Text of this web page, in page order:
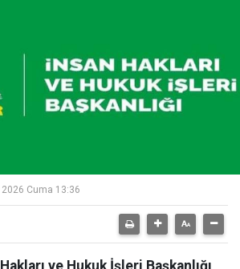
Cuma 13:36
ve Hukuk İşleri Başkanlığı